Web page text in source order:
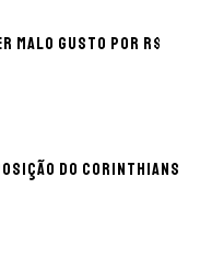
Malo Gusto por R$
do Corinthians